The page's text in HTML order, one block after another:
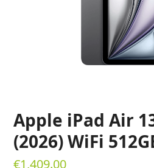
Apple iPad Air
(2026) WiFi
€1,409.00